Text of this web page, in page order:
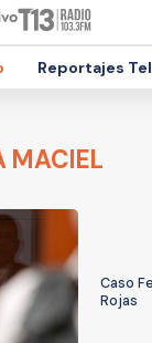
Reportajes
MACIEL
Caso
Rojas